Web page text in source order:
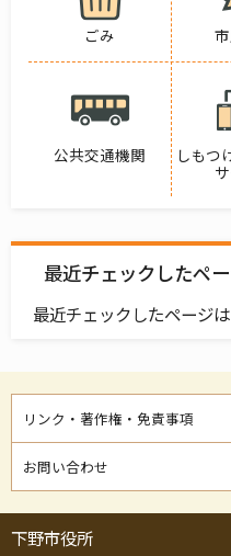
ごみ
公共交通機関
しもつ
最近チェックしたペ
最近チェックしたページは
リンク・著作権・免責事項
お問い合わせ
下野市役所